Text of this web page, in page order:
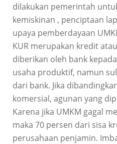
dilakukan pemerintah
kemiskinan , penciptaan
upaya pemberdayaan
KUR merupakan kredit
diberikan oleh bank
usaha produktif, namun
dari bank. Jika
komersial, agunan yang
Karena jika UMKM gagal
maka 70 persen dari sisa
perusahaan penjamin.